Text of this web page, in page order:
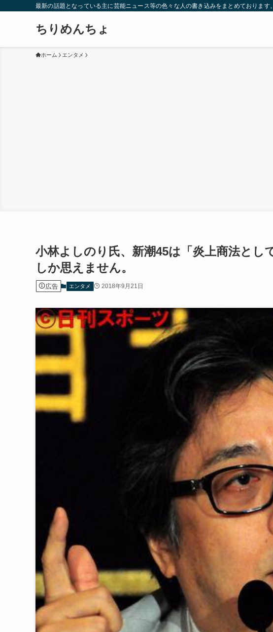
最新の話題となっている主に芸能ニュース等の色々な人の書き込みをまとめております
ちりめんちょ
ホーム エンタメ
小林よしのり氏、新潮45は「炎上商法と
しか思えません。
広告 エンタメ 2018年9月21日